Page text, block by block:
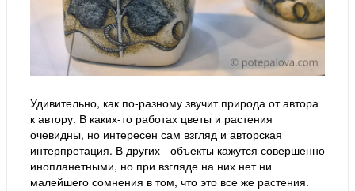
Удивительно, как по-разному звучит природа от автора
к автору. В каких-то работах цветы и растения
очевидны, но интересен сам взгляд и авторская
интерпретация. В других - объекты кажутся совершенно
инопланетными, но при взгляде на них нет ни
малейшего сомнения в том, что это все же растения.